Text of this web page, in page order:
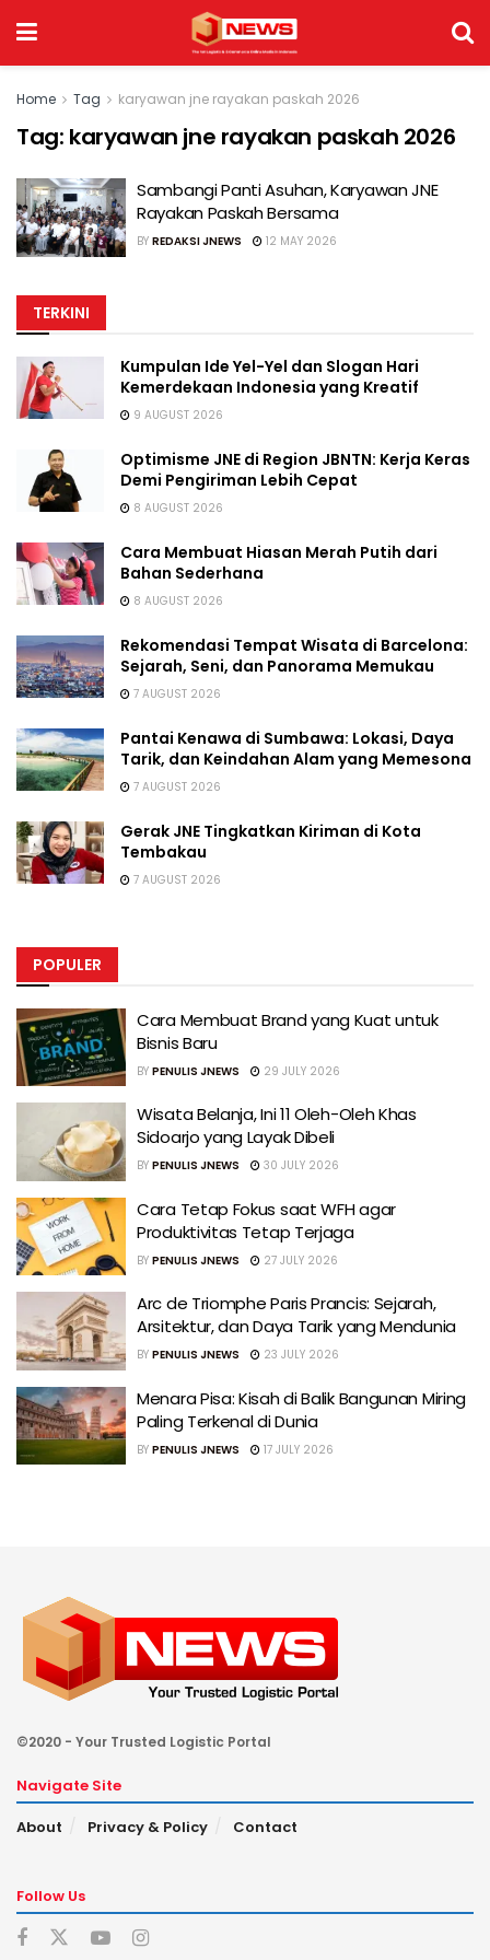
Home Tag karyawan jne rayakan paskah 2026
Tag: karyawan jne rayakan paskah 2026
Sambangi Panti Asuhan, Karyawan JNE
Rayakan Paskah Bersama
BY REDAKSI JNEWS 12 MAY 2026
TERKINI
Kumpulan Ide Yel-Yel dan Slogan Hari
Kemerdekaan Indonesia yang Kreatif
9 AUGUST 2026
Optimisme JNE di Region JBNTN: Kerja Keras
Demi Pengiriman Lebih Cepat
8 AUGUST 2026
Cara Membuat Hiasan Merah Putih dari
Bahan Sederhana
8 AUGUST 2026
Rekomendasi Tempat Wisata di Barcelona:
Sejarah, Seni, dan Panorama Memukau
7 AUGUST 2026
Pantai Kenawa di Sumbawa: Lokasi, Daya
Tarik, dan Keindahan Alam yang Memesona
7 AUGUST 2026
Gerak JNE Tingkatkan Kiriman di Kota
Tembakau
7 AUGUST 2026
POPULER
Cara Membuat Brand yang Kuat untuk
Bisnis Baru
BY PENULIS JNEWS 29 JULY 2026
Wisata Belanja, Ini 11 Oleh-Oleh Khas
Sidoarjo yang Layak Dibeli
BY PENULIS JNEWS 30 JULY 2026
Cara Tetap Fokus saat WFH agar
Produktivitas Tetap Terjaga
BY PENULIS JNEWS 27 JULY 2026
Arc de Triomphe Paris Prancis: Sejarah,
Arsitektur, dan Daya Tarik yang Mendunia
BY PENULIS JNEWS 23 JULY 2026
Menara Pisa: Kisah di Balik Bangunan Miring
Paling Terkenal di Dunia
BY PENULIS JNEWS 17 JULY 2026
©2020 - Your Trusted Logistic Portal
Navigate Site
About
Privacy & Policy Contact
Follow Us